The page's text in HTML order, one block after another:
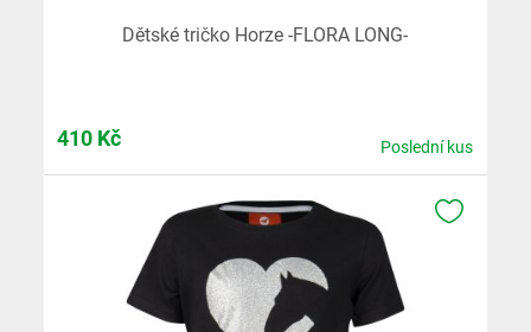
Dětské tričko Horze -FLORA LONG-
410 Kč Poslední kus